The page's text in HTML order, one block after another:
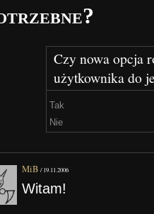
Czy nowa opcja
użytkownika do
Tak
Nie
MiB /19.11.2006
Witam!